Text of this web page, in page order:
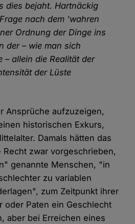
dies bejaht. Hartnäckig
nach dem 'wahren
Ordnung der Dinge ins
der – wie man sich
– allein die Realität der
der Lüste
Ansprüche aufzuzeigen,
historischen Exkurs,
Damals hätten das
zwar vorgeschrieben,
genannte Menschen, "in
zu variablen
zum Zeitpunkt ihrer
oder Paten ein Geschlecht
aber bei Erreichen eines